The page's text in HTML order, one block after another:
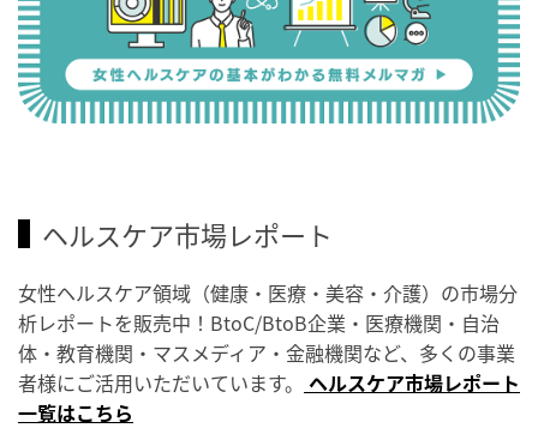
ヘルスケア市場レポート
女性ヘルスケア領域（健康・医療・美容・介護）の市場分
析レポートを販売中！BtoC/BtoB企業・医療機関・自治
体・教育機関・マスメディア・金融機関など、多くの事業
者様にご活用いただいています。 ヘルスケア市場レポート
一覧はこちら